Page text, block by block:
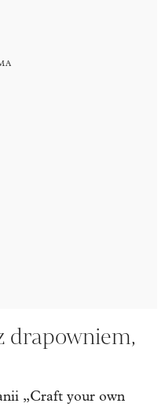
drapowniem,
„Craft your own